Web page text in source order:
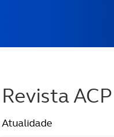
Revista ACP
Atualidade